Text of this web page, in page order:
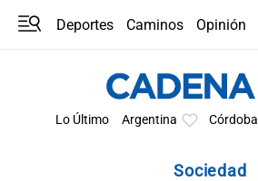
Deportes Caminos
Opinión
Lo Último Argentina Córdoba
Sociedad